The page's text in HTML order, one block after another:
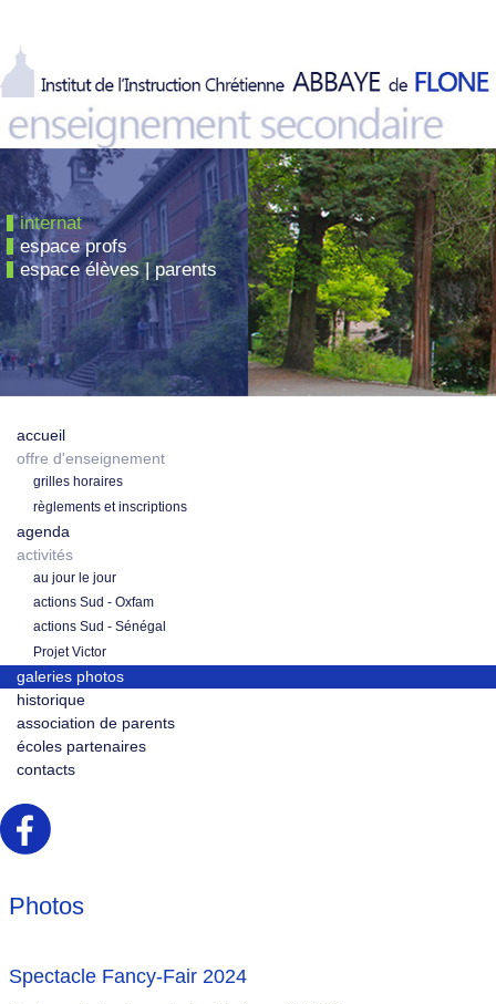
internat
espace profs
espace élèves | parents
accueil
offre d'enseignement
grilles horaires
règlements et inscriptions
agenda
activités
au jour le jour
actions Sud - Oxfam
actions Sud - Sénégal
Projet Victor
galeries photos
historique
association de parents
écoles partenaires
contacts
Photos
Spectacle Fancy-Fair 2024